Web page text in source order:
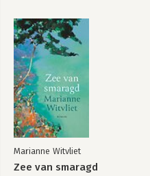
Marianne Witvliet
Zee van smaragd